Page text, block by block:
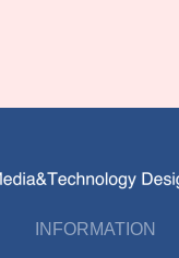
INFORMATION